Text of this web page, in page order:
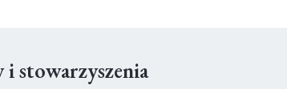
i stowarzyszenia